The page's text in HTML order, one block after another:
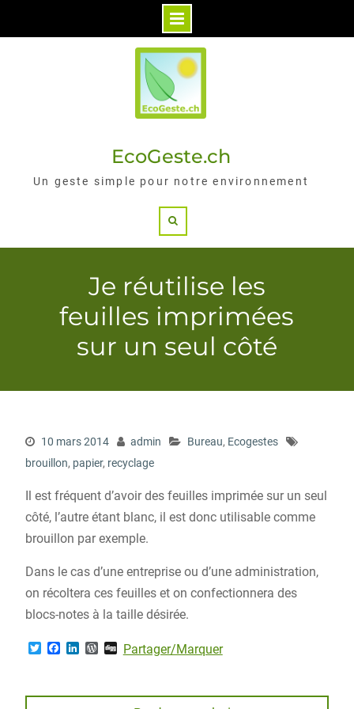
EcoGeste.ch
Un geste simple pour notre environnement
Je réutilise les
feuilles imprimées
sur un seul côté
10 mars 2014 admin Bureau, Ecogestes
brouillon, papier, recyclage
Il est fréquent d’avoir des feuilles imprimée sur un seul
côté, l’autre étant blanc, il est donc utilisable comme
brouillon par exemple.
Dans le cas d’une entreprise ou d’une administration,
on récoltera ces feuilles et on confectionnera des
blocs-notes à la taille désirée.
T
t
F
b
L
e
W
P
DPartager/Marquer